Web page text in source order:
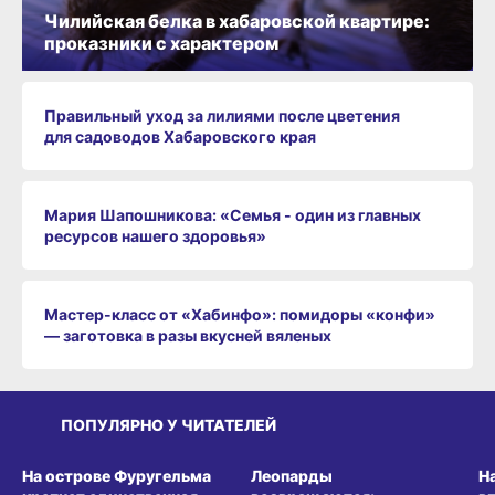
Правильный уход за лилиями после цветения
для садоводов Хабаровского края
Мария Шапошникова: «Семья - один из главных
ресурсов нашего здоровья»
Мастер-класс от «Хабинфо»: помидоры «конфи»
— заготовка в разы вкусней вяленых
Чилийская белка в хабаровской квартире:
проказники с характером
ПОПУЛЯРНО У ЧИТАТЕЛЕЙ
На острове Фуругельма
Леопарды